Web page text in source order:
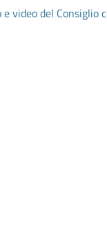
e video del Consiglio